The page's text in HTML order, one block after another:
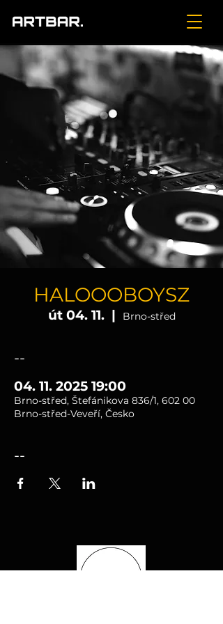
HALOOOBOYSZ
út 04. 11.
  |
Brno-střed
--
04. 11. 2025 19:00
Brno-střed, Štefánikova 836/1, 602 00
Brno-střed-Veveří, Česko
--